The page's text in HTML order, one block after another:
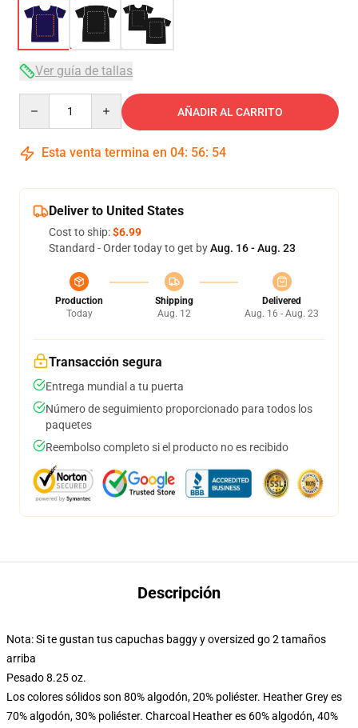
Ver guía de tallas
AÑADIR AL CARRITO
Esta venta termina en 04: 56: 54
Deliver to United States
Cost to ship:$6.99
Standard - Order today to get byAug. 16 - Aug. 23
Production
Today
Shipping
Aug. 12
Delivered
Aug. 16 - Aug. 23
Transacción segura
Entrega mundial a tu puerta
Número de seguimiento proporcionado para todos los
paquetes
Reembolso completo si el producto no es recibido
Descripción
Nota: Si te gustan tus capuchas baggy y oversized go 2 tamaños
arriba
Pesado 8.25 oz.
Los colores sólidos son 80% algodón, 20% poliéster. Heather Grey es
70% algodón, 30% poliéster. Charcoal Heather es 60% algodón, 40%